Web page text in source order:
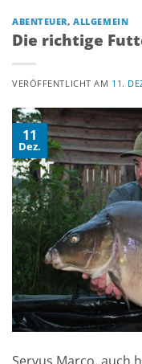
ABENTEUER,ALLGEMEIN
Die richtige
VERÖFFENTLICHT AM 11.
11
Dez.
Servus Marco, auch